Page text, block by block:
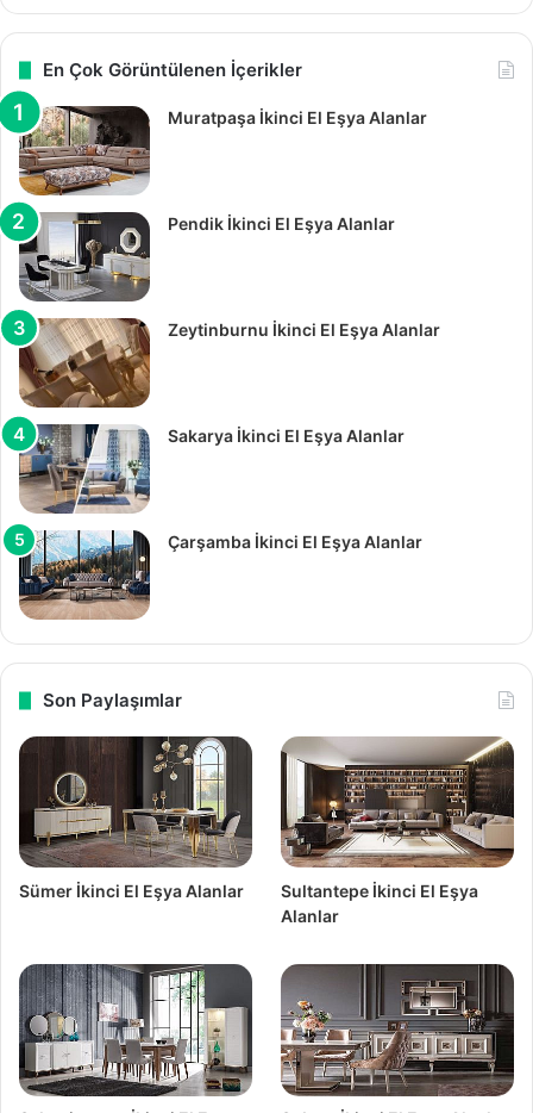
En Çok Görüntülenen İçerikler
Muratpaşa İkinci El Eşya Alanlar
Pendik İkinci El Eşya Alanlar
Zeytinburnu İkinci El Eşya Alanlar
Sakarya İkinci El Eşya Alanlar
Çarşamba İkinci El Eşya Alanlar
Son Paylaşımlar
Sümer İkinci El Eşya Alanlar
Sultantepe İkinci El Eşya
Alanlar